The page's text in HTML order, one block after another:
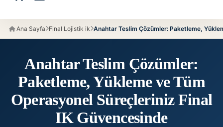
Ana Sayfa Final Lojistik ik Anahtar Teslim Çözümler: Paketleme,
Anahtar Teslim Çözümler:
Paketleme, Yükleme ve Tüm
Operasyonel Süreçleriniz Final
IK Güvencesinde